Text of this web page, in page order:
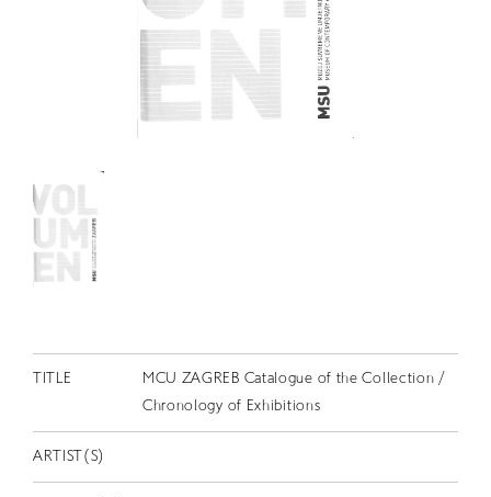
スカラシップ受賞者
CONTACT
JP
TITLE
MCU ZAGREB Catalogue of the Collection /
Chronology of Exhibitions
ARTIST(S)